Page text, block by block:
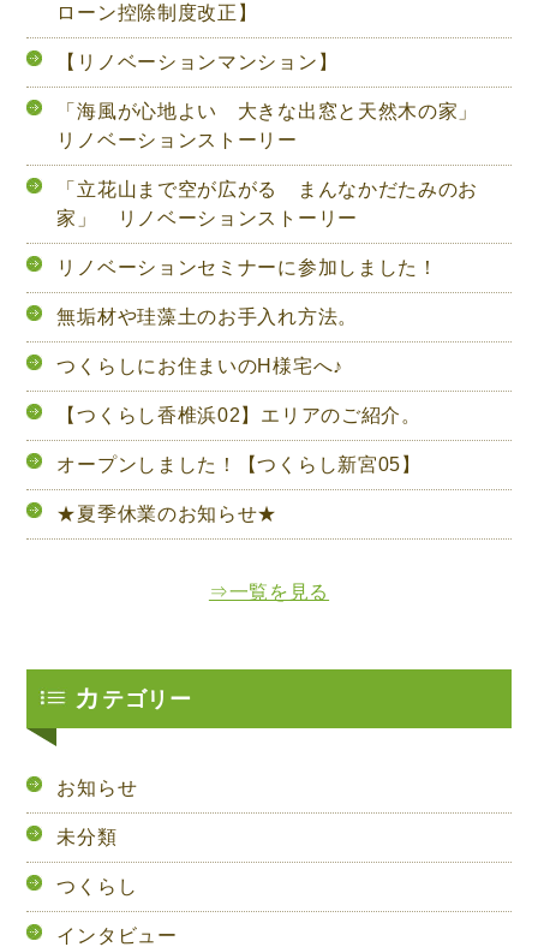
ローン控除制度改正】
【リノベーションマンション】
「海風が心地よい 大きな出窓と天然木の家」
リノベーションストーリー
「立花山まで空が広がる まんなかだたみのお
家」 リノベーションストーリー
リノベーションセミナーに参加しました！
無垢材や珪藻土のお手入れ方法。
つくらしにお住まいのH様宅へ♪
【つくらし香椎浜02】エリアのご紹介。
オープンしました！【つくらし新宮05】
★夏季休業のお知らせ★
⇒一覧を見る
カ テゴリー
お知らせ
未分類
つくらし
インタビュー